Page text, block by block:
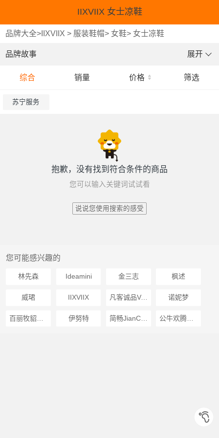
IIXVIIX 女士凉鞋
品牌大全> IIXVIIX > 服装鞋帽> 女鞋> 女士凉鞋
品牌故事 展开
综合 销量 价格 筛选
苏宁服务
抱歉，没有找到符合条件的商品
您可以输入关键词试试看
说说您使用搜索的感受
您可能感兴趣的
林先森 Ideamini 金三志 枫述
威珺 IIXVIIX 凡客诚品VANCL 诺妮梦
伊努特 简畅JianChang